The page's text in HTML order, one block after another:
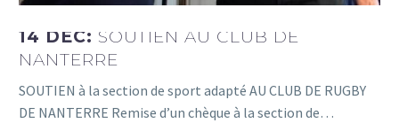
14 DÉC: SOUTIEN AU CLUB DE
NANTERRE
SOUTIEN à la section de sport adapté AU CLUB DE RUGBY
DE NANTERRE Remise d’un chèque à la section de…